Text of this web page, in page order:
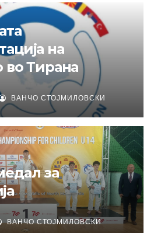
на
во Тирана
ВАНЧО СТОЈМИЛОВСКИ
за
ВАНЧО СТОЈМИЛОВСКИ